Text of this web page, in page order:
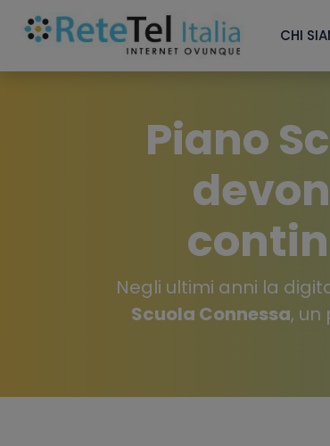
CHI
Piano
Negli ultimi anni la
Scuola Connessa,